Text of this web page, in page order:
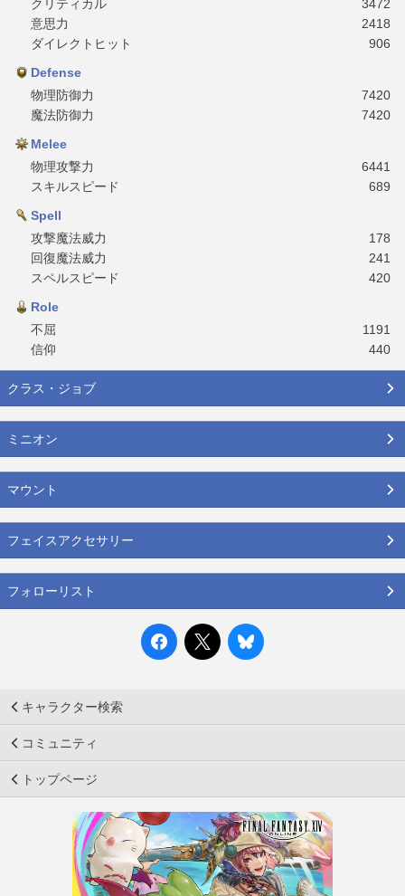
クリティカル
3472
意思力
2418
ダイレクトヒット
906
Defense
物理防御力
7420
魔法防御力
7420
Melee
物理攻撃力
6441
スキルスピード
689
Spell
攻撃魔法威力
178
回復魔法威力
241
スペルスピード
420
Role
不屈
1191
信仰
440
クラス・ジョブ
ミニオン
マウント
フェイスアクセサリー
フォローリスト
キャラクター検索
コミュニティ
トップページ